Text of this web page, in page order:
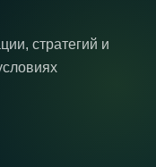
стратегий и